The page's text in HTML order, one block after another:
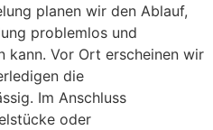
planen wir den Ablauf,
problemlos und
Vor Ort erscheinen wir
die
Im Anschluss
oder